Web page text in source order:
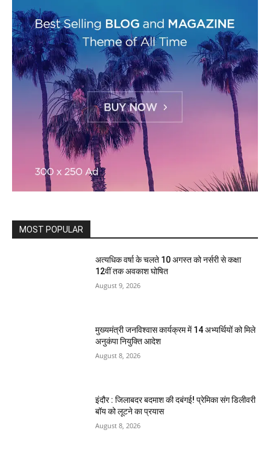
MOST POPULAR
अत्यधिक वर्षा के चलते 10 अगस्त को नर्सरी से कक्षा
12वीं तक अवकाश घोषित
August 9, 2026
मुख्यमंत्री जनविश्वास कार्यक्रम में 14 अभ्यर्थियों को मिले
अनुकंपा नियुक्ति आदेश
August 8, 2026
इंदौर : जिलाबदर बदमाश की दबंगई! प्रेमिका संग डिलीवरी
बॉय को लूटने का प्रयास
August 8, 2026